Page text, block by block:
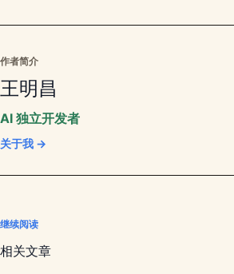
作者简介
王明昌
AI 独立开发者
关于我 →
继续阅读
相关文章